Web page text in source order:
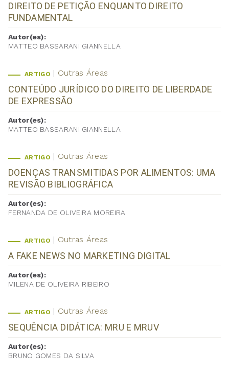
DIREITO DE PETIÇÃO ENQUANTO DIREITO
FUNDAMENTAL
Autor(es):
MATTEO BASSARANI GIANNELLA
ARTIGO Outras Áreas
CONTEÚDO JURÍDICO DO DIREITO DE LIBERDADE
DE EXPRESSÃO
Autor(es):
MATTEO BASSARANI GIANNELLA
ARTIGO Outras Áreas
DOENÇAS TRANSMITIDAS POR ALIMENTOS: UMA
REVISÃO BIBLIOGRÁFICA
Autor(es):
FERNANDA DE OLIVEIRA MOREIRA
ARTIGO Outras Áreas
A FAKE NEWS NO MARKETING DIGITAL
Autor(es):
MILENA DE OLIVEIRA RIBEIRO
ARTIGO Outras Áreas
SEQUÊNCIA DIDÁTICA: MRU E MRUV
Autor(es):
BRUNO GOMES DA SILVA